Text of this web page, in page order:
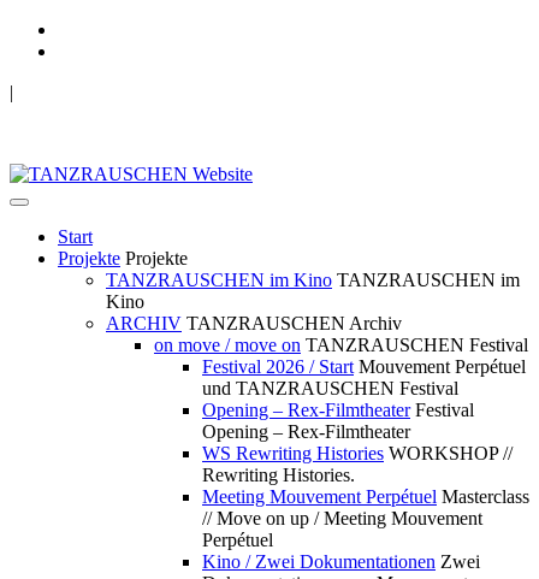
|
Start
Projekte Projekte
TANZRAUSCHEN im Kino TANZRAUSCHEN im
Kino
ARCHIV TANZRAUSCHEN Archiv
on move / move on TANZRAUSCHEN Festival
Festival 2026 / Start Mouvement Perpétuel
und TANZRAUSCHEN Festival
Opening – Rex-Filmtheater Festival
Opening – Rex-Filmtheater
WS Rewriting Histories WORKSHOP //
Rewriting Histories.
Meeting Mouvement Perpétuel Masterclass
// Move on up / Meeting Mouvement
Perpétuel
Kino / Zwei Dokumentationen Zwei